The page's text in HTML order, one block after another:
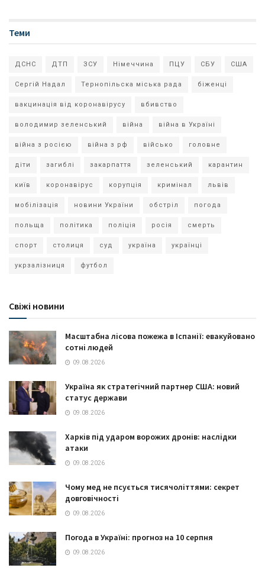
Теми
ДСНС ДТП ЗСУ Німеччина ПЦУ СБУ США
Сергій Надал Тернопільска міська рада біженці
вакцинація від коронавірусу вбивство
володимир зеленський війна війна в Україні
війна з росією війна з рф військо головне
діти загиблі закарпаття зеленський карантин
київ коронавірус корупція кримінал львів
мобілізація новини України обстріл погода
польща політика поліція росія смерть
спорт столиця суд україна українці
укрзалізниця футбол
Свіжі новини
Масштабна лісова пожежа в Іспанії: евакуйовано
сотні людей
09.08.2026
Україна як стратегічний партнер США: новий
статус держави
09.08.2026
Харків під ударом ворожих дронів: наслідки
атаки
09.08.2026
Чому мед не псується тисячоліттями: секрет
довговічності
09.08.2026
Погода в Україні: прогноз на 10 серпня
09.08.2026